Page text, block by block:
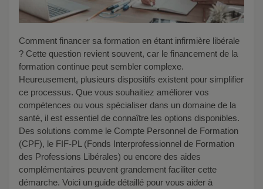
Comment financer sa formation en étant infirmière libérale
? Cette question revient souvent, car le financement de la
formation continue peut sembler complexe.
Heureusement, plusieurs dispositifs existent pour simplifier
ce processus. Que vous souhaitiez améliorer vos
compétences ou vous spécialiser dans un domaine de la
santé, il est essentiel de connaître les options disponibles.
Des solutions comme le Compte Personnel de Formation
(CPF), le FIF-PL (Fonds Interprofessionnel de Formation
des Professions Libérales) ou encore des aides
complémentaires peuvent grandement faciliter cette
démarche. Voici un guide détaillé pour vous aider à